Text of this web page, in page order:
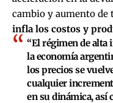
cambio y aumento de
infla los costos y
“El régimen de alta
la economía
los precios se
cualquier
en su dinámica, así